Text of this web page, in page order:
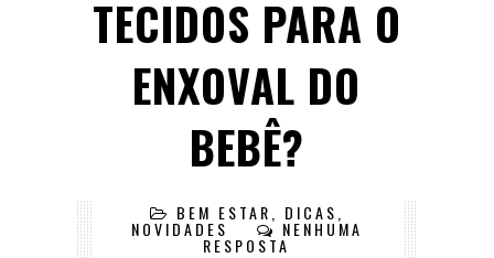
TECIDOS PARA O
ENXOVAL DO
BEBÊ?
BEM ESTAR DICAS
NOVIDADES NENHUMA
RESPOSTA